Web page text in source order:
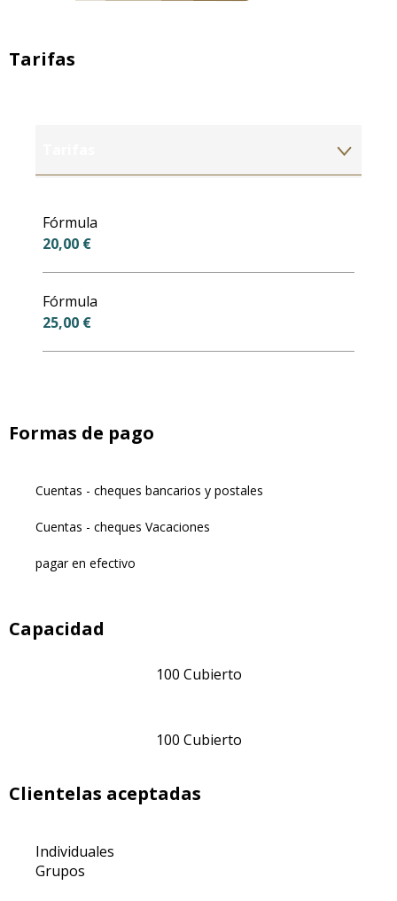
Tarifas
Fórmula
20,00 €
Fórmula
25,00 €
Formas de pago
Cuentas - cheques bancarios y postales
Cuentas - cheques Vacaciones
pagar en efectivo
Capacidad
100 Cubierto
100 Cubierto
Clientelas aceptadas
Individuales
Grupos